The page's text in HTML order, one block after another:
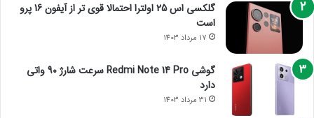
گلکسی اس 25 اولترا احتمالا قوی تر از آیفون 16 پرو
است
17 مرداد 1403
گوشی Redmi Note 14 Pro سرعت شارژ 90 واتی
دارد
31 مرداد 1403